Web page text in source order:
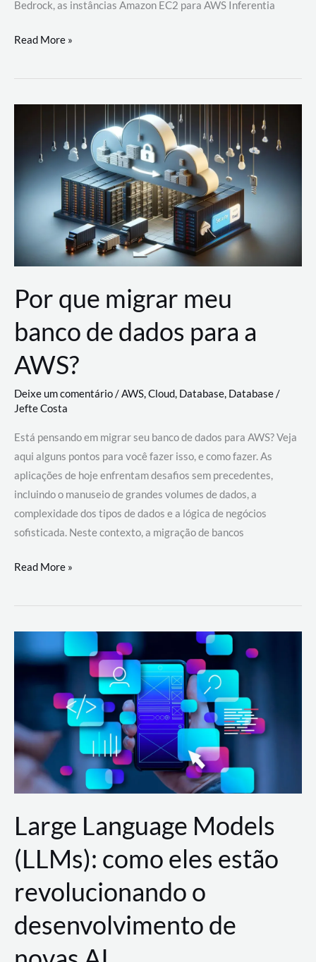
Bedrock, as instâncias Amazon EC2 para AWS Inferentia
Utilizando
Soluções
AWS
Read More »
Por que migrar meu
banco de dados para a
AWS?
Deixe um comentário/AWS,Cloud, Database, Database/
Jefte Costa
Está pensando em migrar seu banco de dados para AWS? Veja
aqui alguns pontos para você fazer isso, e como fazer. As
aplicações de hoje enfrentam desafios sem precedentes,
incluindo o manuseio de grandes volumes de dados, a
complexidade dos tipos de dados e a lógica de negócios
sofisticada. Neste contexto, a migração de bancos
Por
migrar
de
a
AWS?
Read More »
Large Language Models
(LLMs): como eles estão
revolucionando o
desenvolvimento de